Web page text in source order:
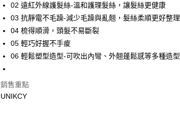
Apple Pay
街口支付
悠遊付
Google Pay
02 遠紅外線護髮絲-溫和護理髮絲，讓髮絲更健康
03 抗靜電不毛躁-減少毛躁與亂翹，髮絲柔順更好整理
04 梳得順滑，頭髮不易斷裂
05 輕巧好握不手痠
06 輕鬆塑型造型-可吹出內彎、外翹蓬鬆感等多種造型
銷售重點
UNIKCY